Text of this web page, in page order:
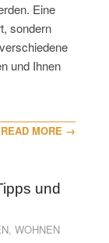
Eine
sondern
und Ihnen
READ MORE →
und
, WOHNEN